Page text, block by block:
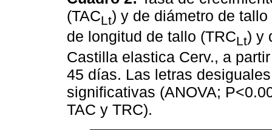
(TACLt) y de diámetro de tallo
de longitud de tallo (TRCLt) y
Castilla elastica Cerv., a
45 días. Las letras
significativas (ANOVA;
TAC y TRC).